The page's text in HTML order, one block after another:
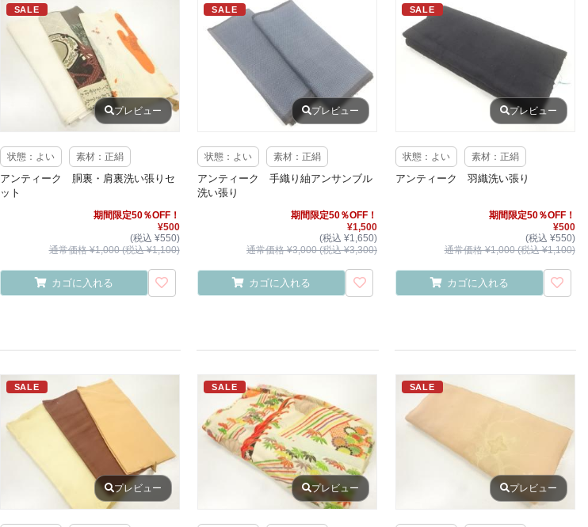
SALE
プレビュー
状態：よい 素材：正絹
アンティーク 胴裏・肩裏洗い張りセ
ット
期間限定50％OFF！
¥500
(税込 ¥550)
通常価格 ¥1,000 (税込 ¥1,100)
カゴに入れる
SALE
プレビュー
状態：よい 素材：正絹
アンティーク 手織り紬アンサンブル
洗い張り
期間限定50％OFF！
¥1,500
(税込 ¥1,650)
通常価格 ¥3,000 (税込 ¥3,300)
カゴに入れる
SALE
プレビュー
状態：よい 素材：正絹
アンティーク 羽織洗い張り
期間限定50％OFF！
¥500
(税込 ¥550)
通常価格 ¥1,000 (税込 ¥1,100)
カゴに入れる
SALE
プレビュー
SALE
プレビュー
SALE
プレビュー